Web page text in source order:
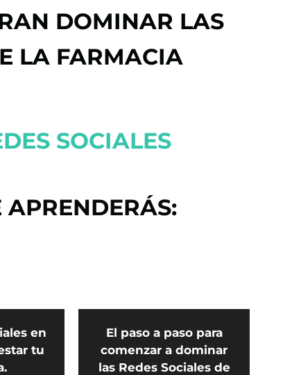
DOMINAR LAS
LA FARMACIA
SOCIALES
APRENDERÁS:
en
tu
El paso a paso para
comenzar a dominar
las Redes Sociales de